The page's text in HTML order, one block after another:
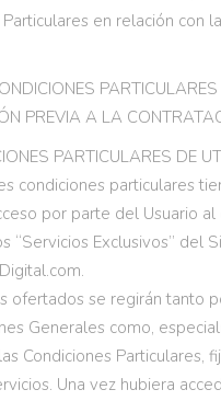
Particulares en relación con
PREVIA A LA
PARTICULARES DE
condiciones particulares
por parte del Usuario
“Servicios Exclusivos” del
ofertados se regirán tanto
Generales como,
Condiciones Particulares,
Una vez hubiera